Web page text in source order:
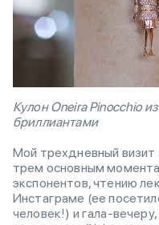
Кулон Oneira Pinocchio
бриллиантами
Мой трехдневный визит
трем основным
экспонентов, чтению
Инстаграме (ее
человек!) и гала-